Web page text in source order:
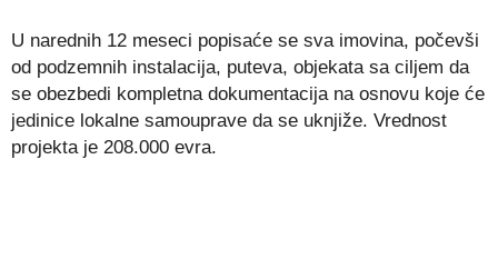
U narednih 12 meseci popisaće se sva imovina, počevši
od podzemnih instalacija, puteva, objekata sa ciljem da
se obezbedi kompletna dokumentacija na osnovu koje će
jedinice lokalne samouprave da se uknjiže. Vrednost
projekta je 208.000 evra.